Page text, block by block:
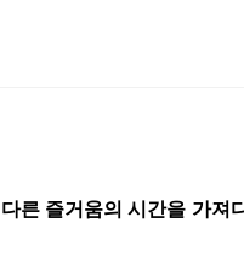
른 즐거움의 시간을 가져